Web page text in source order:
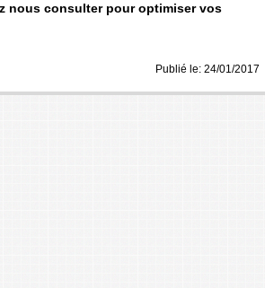
nous consulter pour optimiser vos
Publié le: 24/01/2017